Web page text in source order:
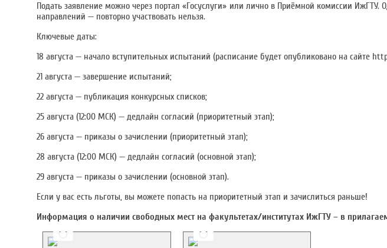
Подать заявление можно через портал «Госуслуги» или лично в Приёмной комиссии ИжГТУ.
направлений — повторно участвовать нельзя.
Ключевые даты:
18 августа — начало вступительных испытаний (расписание будет опубликовано на сайте
21 августа — завершение испытаний;
22 августа — публикация конкурсных списков;
25 августа (12:00 МСК) — дедлайн согласий (приоритетный этап);
26 августа — приказы о зачислении (приоритетный этап);
28 августа (12:00 МСК) — дедлайн согласий (основной этап);
29 августа — приказы о зачислении (основной этап).
Если у вас есть льготы, вы можете попасть на приоритетный этап и зачислиться раньше!
Информация о наличии свободных мест на факультетах/институтах ИжГТУ – в